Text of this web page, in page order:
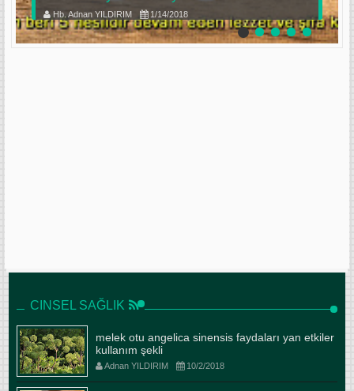
Hb. Adnan YILDIRIM 1/14/2018
CINSEL SAĞLIK
melek otu angelica sinensis faydaları yan etkiler
kullanım şekli
Adnan YILDIRIM 10/2/2018